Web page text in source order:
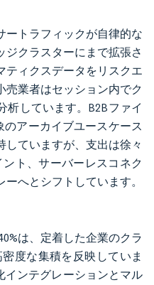
ートラフィックが自律的な
ジクラスターにまで拡張さ
ティクスデータをリスクエ
売業者はセッション内でク
析しています。B2Bファイ
アーカイブユースケース
していますが、支出は徐々
ト、サーバーレスコネク
へとシフトしています。
は、定着した企業のクラ
度な集積を反映していま
インテグレーションとマル